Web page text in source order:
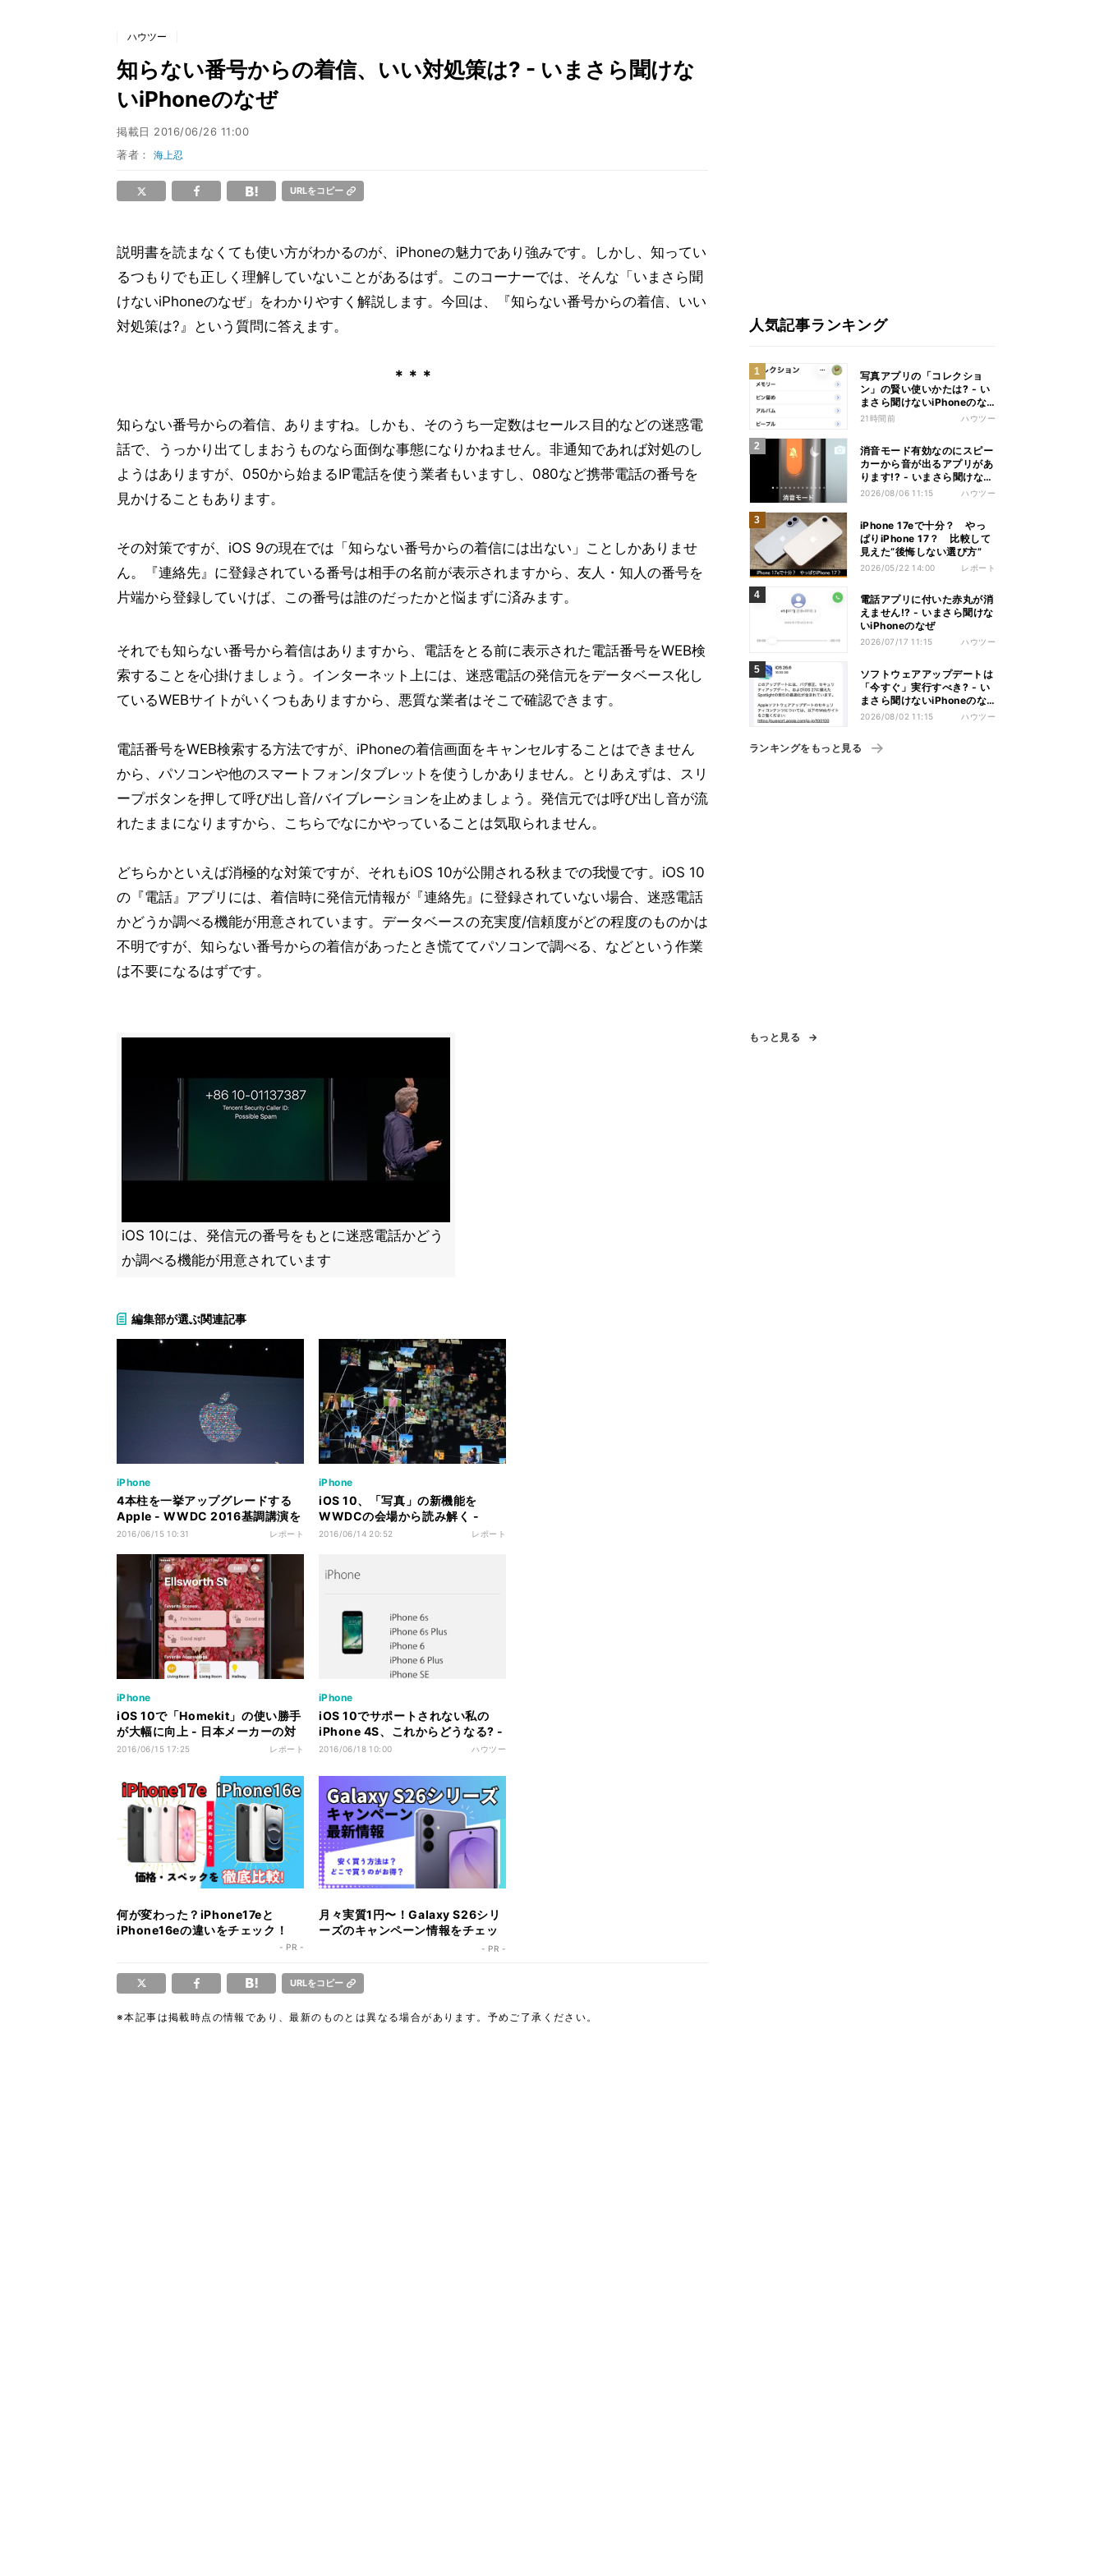
ハウツー
知らない番号からの着信、いい対処策は? - いまさら聞けな
いiPhoneのなぜ
掲載日 2016/06/26 11:00
著者：海上忍
URLをコピー
説明書を読まなくても使い方がわかるのが、iPhoneの魅力であり強みです。しかし、知ってい
るつもりでも正しく理解していないことがあるはず。このコーナーでは、そんな「いまさら聞
けないiPhoneのなぜ」をわかりやすく解説します。今回は、『知らない番号からの着信、いい
対処策は?』という質問に答えます。
＊＊＊
知らない番号からの着信、ありますね。しかも、そのうち一定数はセールス目的などの迷惑電
話で、うっかり出てしまおうものなら面倒な事態になりかねません。非通知であれば対処のし
ようはありますが、050から始まるIP電話を使う業者もいますし、080など携帯電話の番号を
見かけることもあります。
その対策ですが、iOS 9の現在では「知らない番号からの着信には出ない」ことしかありませ
ん。『連絡先』に登録されている番号は相手の名前が表示されますから、友人・知人の番号を
片端から登録していけば、この番号は誰のだったかと悩まずに済みます。
それでも知らない番号から着信はありますから、電話をとる前に表示された電話番号をWEB検
索することを心掛けましょう。インターネット上には、迷惑電話の発信元をデータベース化し
ているWEBサイトがいくつもありますから、悪質な業者はそこで確認できます。
電話番号をWEB検索する方法ですが、iPhoneの着信画面をキャンセルすることはできません
から、パソコンや他のスマートフォン/タブレットを使うしかありません。とりあえずは、スリ
ープボタンを押して呼び出し音/バイブレーションを止めましょう。発信元では呼び出し音が流
れたままになりますから、こちらでなにかやっていることは気取られません。
どちらかといえば消極的な対策ですが、それもiOS 10が公開される秋までの我慢です。iOS 10
の『電話』アプリには、着信時に発信元情報が『連絡先』に登録されていない場合、迷惑電話
かどうか調べる機能が用意されています。データベースの充実度/信頼度がどの程度のものかは
不明ですが、知らない番号からの着信があったとき慌ててパソコンで調べる、などという作業
は不要になるはずです。
iOS 10には、発信元の番号をもとに迷惑電話かどう
か調べる機能が用意されています
編集部が選ぶ関連記事
iPhone
4本柱を一挙アップグレードする
Apple - WWDC 2016基調講演を
深読み
2016/06/15 10:31 レポート
iPhone
iOS 10、「写真」の新機能を
WWDCの会場から読み解く -
Apple深読み・先読み
2016/06/14 20:52 レポート
iPhone
iOS 10で「Homekit」の使い勝手
が大幅に向上 - 日本メーカーの対
応は?
2016/06/15 17:25 レポート
iPhone
iOS 10でサポートされない私の
iPhone 4S、これからどうなる? -
いまさら聞けないiPhoneのなぜ
2016/06/18 10:00 ハウツー
何が変わった？iPhone17eと
iPhone16eの違いをチェック！
- PR -
月々実質1円〜！Galaxy S26シリ
ーズのキャンペーン情報をチェッ
- PR -
URLをコピー
※本記事は掲載時点の情報であり、最新のものとは異なる場合があります。予めご了承ください。
人気記事ランキング
写真アプリの「コレクショ
ン」の賢い使いかたは? - い
まさら聞けないiPhoneのな
ぜ
21時間前 ハウツー
消音モード有効なのにスピー
カーから音が出るアプリがあ
ります!? - いまさら聞けない
iPhoneのなぜ
2026/08/06 11:15 ハウツー
iPhone 17eで十分？ やっ
ぱりiPhone 17？ 比較して
見えた“後悔しない選び方”
2026/05/22 14:00 レポート
電話アプリに付いた赤丸が消
えません!? - いまさら聞けな
いiPhoneのなぜ
2026/07/17 11:15 ハウツー
ソフトウェアアップデートは
「今すぐ」実行すべき? - い
まさら聞けないiPhoneのな
ぜ
2026/08/02 11:15 ハウツー
ランキングをもっと見る
もっと見る